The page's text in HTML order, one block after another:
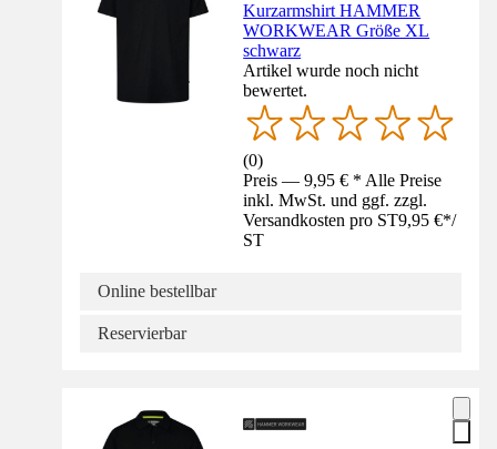
Kurzarmshirt HAMMER
WORKWEAR Größe XL
schwarz
Artikel wurde noch nicht
bewertet.
(0)
Preis — 9,95 € * Alle Preise
inkl. MwSt. und ggf. zzgl.
Versandkosten pro ST9,95 €*/
ST
Online bestellbar
Reservierbar